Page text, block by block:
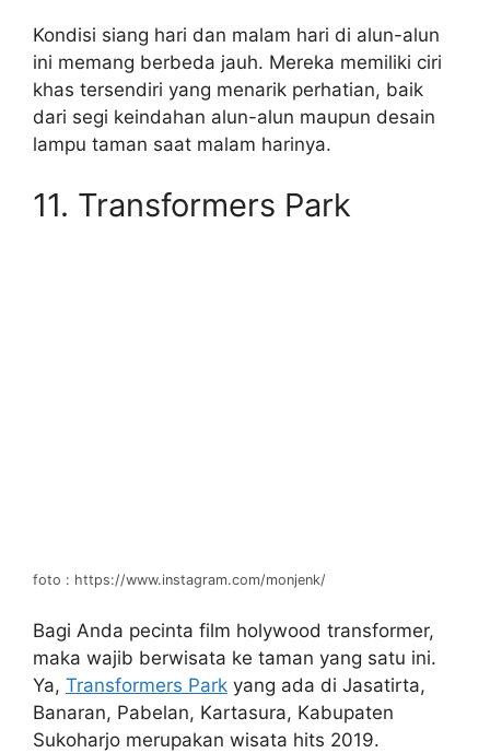
Kondisi siang hari dan malam hari di alun-alun
ini memang berbeda jauh. Mereka memiliki ciri
khas tersendiri yang menarik perhatian, baik
dari segi keindahan alun-alun maupun desain
lampu taman saat malam harinya.
11. Transformers Park
foto : https://www.instagram.com/monjenk/
Bagi Anda pecinta film holywood transformer,
maka wajib berwisata ke taman yang satu ini.
Ya, Transformers Park yang ada di Jasatirta,
Banaran, Pabelan, Kartasura, Kabupaten
Sukoharjo merupakan wisata hits 2019.